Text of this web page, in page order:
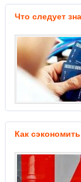
Что следует
Как